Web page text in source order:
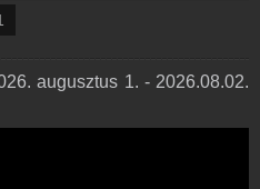
augusztus 1. - 2026.08.02.